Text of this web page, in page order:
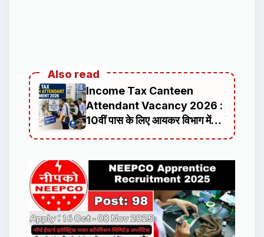
Also read
Income Tax Canteen
Attendant Vacancy 2026 :
10वीं पास के लिए आयकर विभाग में
भर्ती, ₹56,900 तक मिलेगी सैलरी